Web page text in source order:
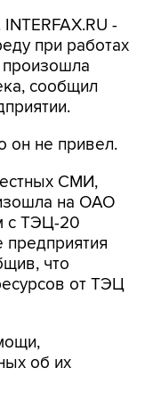
-
при работах
сообщил
он не привел.
СМИ,
на ОАО
с ТЭЦ-20
предприятия
что
от ТЭЦ
об их